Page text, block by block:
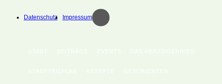
Datenschutz Impressum